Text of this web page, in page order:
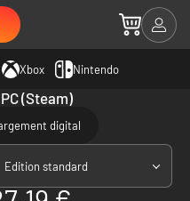
Xbox Nintendo
(Steam)
digital
Edition standard